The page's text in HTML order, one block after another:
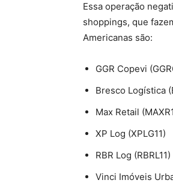
Essa operação
shoppings, que
Americanas são:
GGR Copevi
Bresco Logística
Max Retail
XP Log (XPLG11)
RBR Log (RBRL11)
Vinci Imóveis